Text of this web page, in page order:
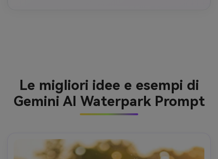
Le migliori idee e esempi di
Gemini AI Waterpark Prompt